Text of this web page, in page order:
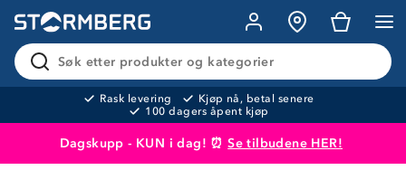
Søk etter produkter og kategorier
Rask levering
Kjøp nå, betal senere
100 dagers åpent kjøp
Dagskupp - KUN i dag! ⏰Se tilbudene HER!